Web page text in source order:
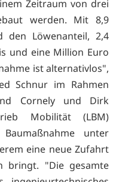
Zeitraum von drei
werden. Mit 8,9
den Löwenanteil, 2,4
und eine Million Euro
ist alternativlos",
Schnur im Rahmen
Cornely und Dirk
Mobilität (LBM)
unter
eine neue Zufahrt
bringt. "Die gesamte